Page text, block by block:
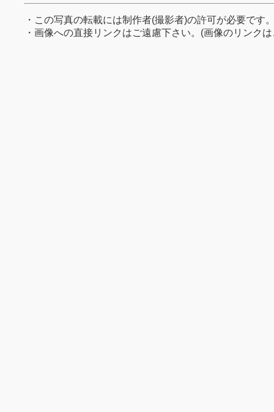
・この写真の転載には制作者(撮影者)の許可が必要です
・画像への直接リンクはご遠慮下さい。(画像のリンク